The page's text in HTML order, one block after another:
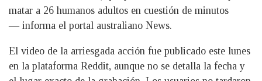
matar a 26 humanos adultos en cuestión de minutos
— informa el portal australiano News.
El video de la arriesgada acción fue publicado este lunes
en la plataforma Reddit, aunque no se detalla la fecha y